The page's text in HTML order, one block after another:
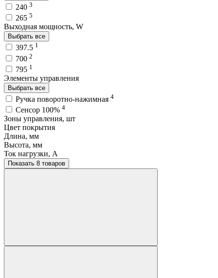
240 3
265 5
Выходная мощность, W
Выбрать все
397.5 1
700 2
795 1
Элементы управления
Выбрать все
Ручка поворотно-нажимная 4
Сенсор 100% 4
Зоны управления, шт
Цвет покрытия
Длина, мм
Высота, мм
Ток нагрузки, A
Показать 8 товаров